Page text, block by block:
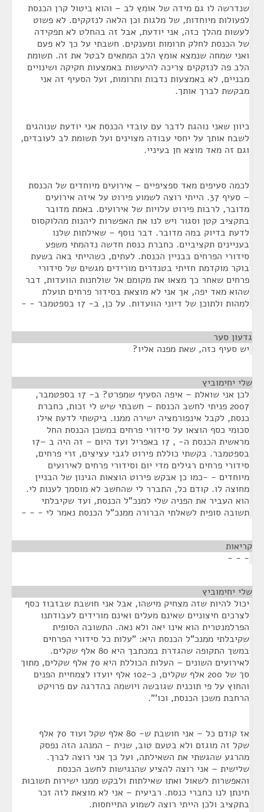
שנדרשה לו גם מידה של אומץ לב – והוא ביטול קרן הכנסת
לפעולות מיוחדות, של מלגות וכן הלאה לנזקקים. לא פשוט
לעשות מהלך כזה, אני יודעת, אבל זה בהחלט לא תפקידה
של הכנסת לחלק תרומות ומענקים. חשבתי על כך לא פעם
ואני שמחה שנמצא אומץ הלב המתאים לבטל את זה. תשומת
הלב פה לנזקקים צריכה להיעשות באמצעות חקיקה ושינויים
מבניים, לא באמצעות נדבות ותרומות, ועל הסעיף זה אני
מבקשת לברך אותך.
כיוון שאני נוהגת לדבר עם עובדי הכנסת אני יודעת שנוהגים
לשבח אותך על יחסי עבודה מצוינים ועל תשומת לב לעובדים,
וגם זה מאד מוצא חן בעיניי.
לכמה סעיפים מאד ספציפיים – אירועים מיוחדים של הכנסת
– סעיף 37. הייתי רוצה לשמוע פירוט על איזה אירועים
מדובר, לרבות פירוט עלויות של אירועים. באמת מדובר
בתקציב קטן וסגור ויש לנו את האפשרות ליהנות מהלוקסוס
לדעת בדיוק במה מדובר. דבר נוסף – שאילתות שלנו
בעניינים תקציביים. כחברת כנסת חדשה נדהמתי משפע
סידורי הפרחים בבניין הכנסת. לעתים, כשהייתי באה בשעת
בוקר מוקדמת חזיתי בטנדרים מורידים מגשים של סידורי
פרחים שאחר כך מצאו את מקומם אל שולחנות הוועדות, דבר
שהוא מאד יפה, אך אני לא מוצאת בסידור פרחים תועלת
למהות ולתוכן של דיוני הוועדות. על כן, ב- 17 בספטמבר - -
גדעון סער
יש סעיף כזה, שאת מפנה אליו?
שלי יחימוביץ
לכן אני שואלת – איפה הסעיף שמפרט? ב- 17 בספטמבר,
2007 פניתי לחשב הכנסת – חשבתי שיש לי זכות, כחברת
כנסת, לקבל אינפורמציה ישירה ממנו. ביקשתי לדעת אילו
סכומי כסף הוצאו על סידורי פרחים במשכן הכנסת החל
מראשית הכנסת ה- , 17 באפריל ועד היום – זה היה ב –17
בספטמבר. בקשתי כוללת פירוט לגבי עציצים, זרי פרחים,
סידורי פרחים רגילים מדי יום וסידורי פרחים לאירועים
מיוחדים - -כמו כן אבקש פירוט הוצאות הגינון של הבניין
מחוצה לו. קודם כל, התברר לי שהחשב לא מוסמך לענות לי.
הוא העביר את הפניה שלי למנכ"ל הכנסת, ועד שקיבלתי
תשובה סופית לשאלתי הברורה ממנכ"ל הכנסת נאמר לי - - -
קריאות
- - -
שלי יחימוביץ
יכול להיות שזה מצחיק מישהו, אבל אני חושבת שבזבוז כסף
לצרכים חיצוניים שאינם מעלים ואינם מורידים לעבודתנו
הפרלמנטרית הוא אינו יאה ולא נאה. התשובה הסופית
שקיבלתי ממנכ"ל הכנסת היא: "עלות כל סידורי הפרחים
במשך התקופה שהגדרת במכתבך היא 80 אלף שקלים.
לאירועים השונים – העלות הכוללת היא 70 אלף שקלים, מתוך
סך של 200 אלף שקלים, כ-102 אלף יועדו לצמחיית הפנים
והחוץ על פי תוכנית שגובשה ויושמה בהדרגה עם פרויקט
הרחבת משכן הכנסת, וכו'".
אז קודם כל – אני חושבת ש- 80 אלף שקל ועוד 70 אלף
שקל זה מוגזם ולא בטעם טוב, שנית - המנהג הזה נפסק
מהרגע שהגשתי את השאילתה, ועל כך אני רוצה לברך.
שלישית – אני רוצה להציע שהנגישות לחשב הכנסת
והאפשרות לשאול ואתו שאילתות ולבקש ממנו ישירות תשובות
תינתן לנו כחברי כנסת. רביעית – אני לא מוצאת לזה זכר
בתקציב ולכן הייתי רוצה לשמוע התייחסות.